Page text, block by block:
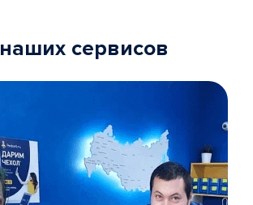
наших сервисов